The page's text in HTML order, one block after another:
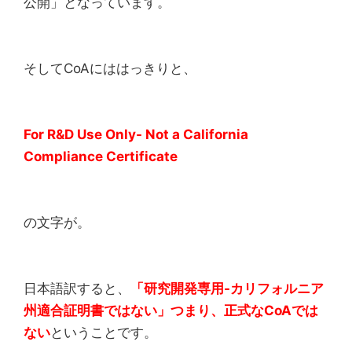
そしてCoAにははっきりと、
For R&D Use Only- Not a California
Compliance Certificate
の文字が。
日本語訳すると、
「研究開発専用-カリフォルニア
州適合証明書ではない」つまり、正式なCoAでは
ないということです。